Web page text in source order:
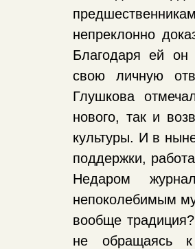
непреклонно
Благодаря ей он
свою личную
Глушкова
нового, так и
культуры. И в
поддержки,
Недаром
непоколебимым
вообще
не обращаясь к